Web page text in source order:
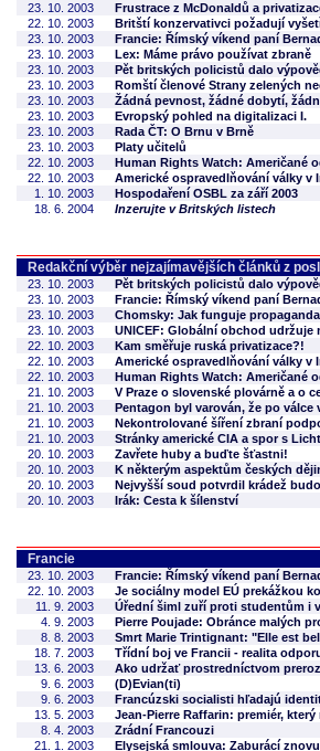
23. 10. 2003
Frustrace z McDonaldů a
22. 10. 2003
Britští konzervativci požadují
23. 10. 2003
Francie: Římský víkend paní
23. 10. 2003
Lex: Máme právo používat zbraně
23. 10. 2003
Pět britských policistů dalo
23. 10. 2003
Romští členové Strany zelených
23. 10. 2003
Žádná pevnost, žádné dobytí,
23. 10. 2003
Evropský pohled na digitalizaci I.
23. 10. 2003
Rada ČT: O Brnu v Brně
23. 10. 2003
Platy učitelů
22. 10. 2003
Human Rights Watch: Američané
22. 10. 2003
Americké ospravedlňování války v
1. 10. 2003
Hospodaření OSBL za září 2003
18. 6. 2004
Inzerujte v Britských listech
Redakční výběr nejzajímavějších článků z
23. 10. 2003
Pět britských policistů dalo
23. 10. 2003
Francie: Římský víkend paní
23. 10. 2003
Chomsky: Jak funguje
23. 10. 2003
UNICEF: Globální obchod udržuje
22. 10. 2003
Kam směřuje ruská privatizace?!
22. 10. 2003
Americké ospravedlňování války v
22. 10. 2003
Human Rights Watch: Američané
21. 10. 2003
V Praze o slovenské plovárně a o
21. 10. 2003
Pentagon byl varován, že po válce
21. 10. 2003
Nekontrolované šíření zbraní
21. 10. 2003
Stránky americké CIA a spor s
20. 10. 2003
Zavřete huby a buďte šťastni!
20. 10. 2003
K některým aspektům českých
20. 10. 2003
Nejvyšší soud potvrdil krádež
20. 10. 2003
Irák: Cesta k šílenství
Francie
23. 10. 2003
Francie: Římský víkend paní
22. 10. 2003
Je sociálny model EÚ prekážkou
11. 9. 2003
Úřední šiml zuří proti studentům i
4. 9. 2003
Pierre Poujade: Obránce malých
8. 8. 2003
Smrt Marie Trintignant: "Elle est
18. 7. 2003
Třídní boj ve Francii - realita
13. 6. 2003
Ako udržať prostredníctvom
9. 6. 2003
(D)Evian(ti)
9. 6. 2003
Francúzski socialisti hľadajú
13. 5. 2003
Jean-Pierre Raffarin: premiér, který
8. 4. 2003
Zrádní Francouzi
21. 1. 2003
Elysejská smlouva: Zaburácí